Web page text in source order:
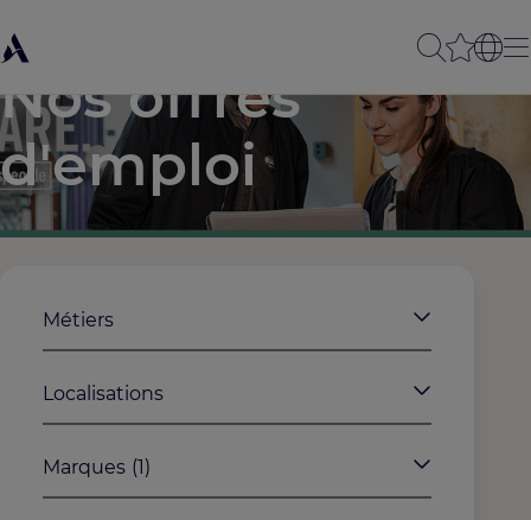
Nos offres
d'emploi
Métiers
Localisations
Marques (1)